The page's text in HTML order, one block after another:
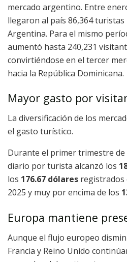
mercado argentino. Entre
llegaron al país 86,364
Argentina. Para el mismo
aumentó hasta 240,231
convirtiéndose en el tercer
hacia la República Dominicana.
Mayor gasto por
La diversificación de los
el gasto turístico.
Durante el primer trimestre
diario por turista alcanzó los
los 176.67 dólares registrados
2025 y muy por encima de los
Europa mantiene
Aunque el flujo europeo
Francia y Reino Unido